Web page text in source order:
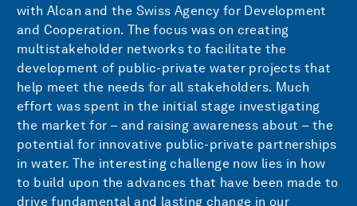
with Alcan and the Swiss Agency for Development
and Cooperation. The focus was on creating
multistakeholder networks to facilitate the
development of public-private water projects that
help meet the needs for all stakeholders. Much
effort was spent in the initial stage investigating
the market for – and raising awareness about – the
potential for innovative public-private partnerships
in water. The interesting challenge now lies in how
to build upon the advances that have been made to
drive fundamental and lasting change in our